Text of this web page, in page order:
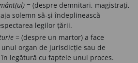
= (despre demnitari, magistrați,
solemn să-și îndeplinească
legilor țării.
= (despre un martor) a face
organ de jurisdicție sau de
legătură cu faptele unui proces.